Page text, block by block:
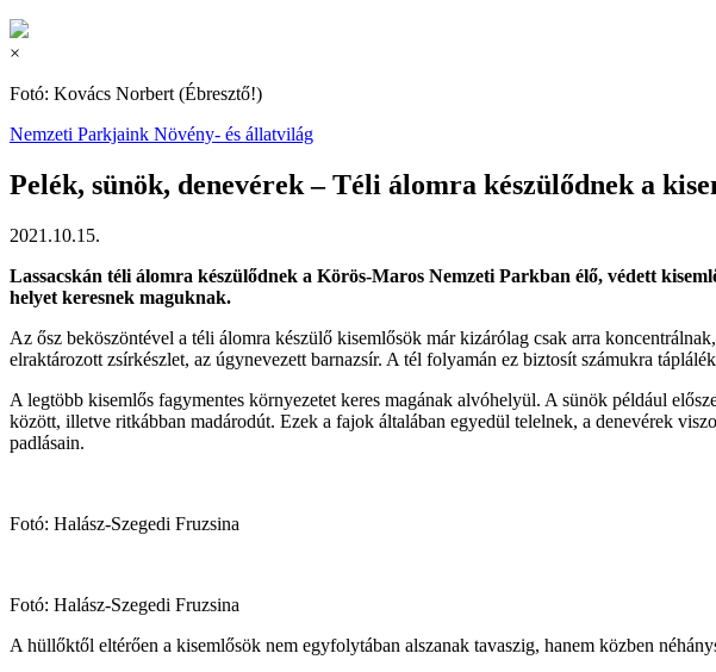
×
Fotó: Kovács Norbert (Ébresztő!)
Nemzeti Parkjaink Növény- és állatvilág
Pelék, sünök, denevérek – Téli álomra készülődnek a
2021.10.15.
Lassacskán téli álomra készülődnek a Körös-Maros Nemzeti Parkban élő, védett
helyet keresnek maguknak.
Az ősz beköszöntével a téli álomra készülő kisemlősök már kizárólag csak arra
elraktározott zsírkészlet, az úgynevezett barnazsír. A tél folyamán ez biztosít számukra
A legtöbb kisemlős fagymentes környezetet keres magának alvóhelyül. A sünök például
között, illetve ritkábban madárodút. Ezek a fajok általában egyedül telelnek, a denevérek
padlásain.
Fotó: Halász-Szegedi Fruzsina
Fotó: Halász-Szegedi Fruzsina
A hüllőktől eltérően a kisemlősök nem egyfolytában alszanak tavaszig, hanem közben